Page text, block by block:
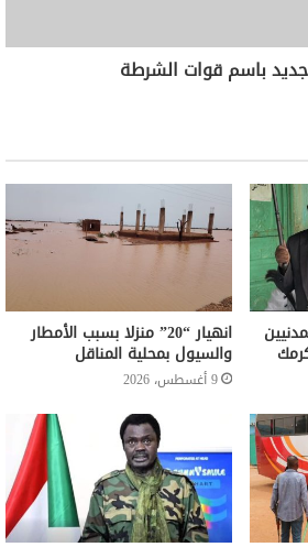
باسم قوات الشرطة
انهيار “20” منزلا بسبب الأمطار
والسيول بمحلية المناقل
9 أغسطس، 2026